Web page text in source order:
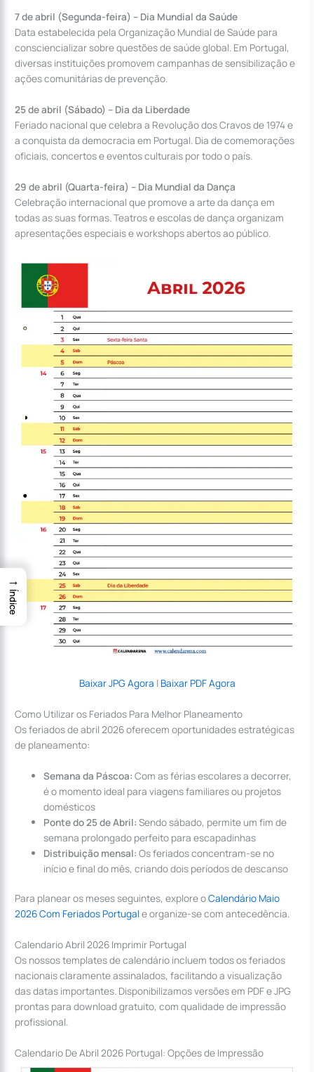
7 de abril (Segunda-feira) – Dia Mundial da Saúde
Data estabelecida pela Organização Mundial de Saúde para
consciencializar sobre questões de saúde global. Em Portugal,
diversas instituições promovem campanhas de sensibilização e
ações comunitárias de prevenção.
25 de abril (Sábado) – Dia da Liberdade
Feriado nacional que celebra a Revolução dos Cravos de 1974 e
a conquista da democracia em Portugal. Dia de comemorações
oficiais, concertos e eventos culturais por todo o país.
29 de abril (Quarta-feira) – Dia Mundial da Dança
Celebração internacional que promove a arte da dança em
todas as suas formas. Teatros e escolas de dança organizam
apresentações especiais e workshops abertos ao público.
Baixar JPG Agora | Baixar PDF Agora
Como Utilizar os Feriados Para Melhor Planeamento
Os feriados de abril 2026 oferecem oportunidades estratégicas
de planeamento:
Semana da Páscoa: Com as férias escolares a decorrer,
é o momento ideal para viagens familiares ou projetos
domésticos
Ponte do 25 de Abril: Sendo sábado, permite um fim de
semana prolongado perfeito para escapadinhas
Distribuição mensal: Os feriados concentram-se no
início e final do mês, criando dois períodos de descanso
Para planear os meses seguintes, explore oCalendário Maio
2026 Com Feriados Portugale organize-se com antecedência.
Calendario Abril 2026 Imprimir Portugal
Os nossos templates de calendário incluem todos os feriados
nacionais claramente assinalados, facilitando a visualização
das datas importantes. Disponibilizamos versões em PDF e JPG
prontas para download gratuito, com qualidade de impressão
profissional.
Calendario De Abril 2026 Portugal: Opções de Impressão
→
Índice